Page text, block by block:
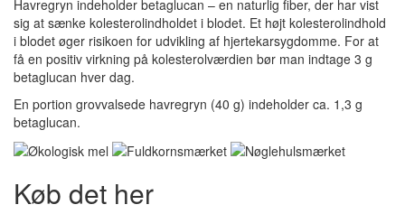
Havregryn indeholder betaglucan – en naturlig fiber, der har vist
sig at sænke kolesterolindholdet i blodet. Et højt kolesterolindhold
i blodet øger risikoen for udvikling af hjertekarsygdomme. For at
få en positiv virkning på kolesterolværdien bør man indtage 3 g
betaglucan hver dag.
En portion grovvalsede havregryn (40 g) indeholder ca. 1,3 g
betaglucan.
Køb det her